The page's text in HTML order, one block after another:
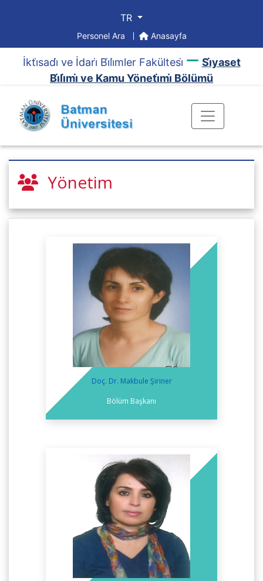
TR
Personel Ara Anasayfa
İkti̇sadi̇ ve İdari̇ Bi̇li̇mler Fakültesi̇
Si̇yaset
Bi̇li̇mi̇ ve Kamu Yöneti̇mi̇ Bölümü
Yönetim
Doç. Dr. Makbule Şiriner
Bölüm Başkanı